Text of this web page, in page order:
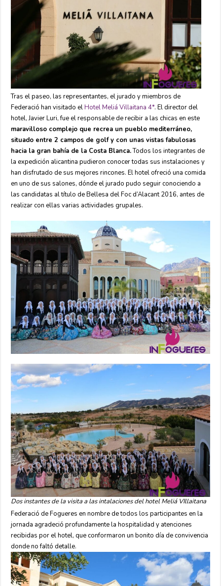
Tras el paseo, las representantes, el jurado y miembros de
Federació han visitado elHotel Meliá Villaitana 4*. El director del
hotel, Javier Luri, fue el responsable de recibir a las chicas en este
maravilloso complejo que recrea un pueblo mediterráneo,
situado entre 2 campos de golf y con unas vistas fabulosas
hacia la gran bahía de la Costa Blanca.Todos los integrantes de
la expedición alicantina pudieron conocer todas sus instalaciones y
han disfrutado de sus mejores rincones. El hotel ofreció una comida
en uno de sus salones, dónde el jurado pudo seguir conociendo a
las candidatas al título de Bellesa del Foc d’Alacant 2016, antes de
realizar con ellas varias actividades grupales.
Dos instantes de la visita a las intalaciones del hotel Meliá VIllaitana
Federació de Fogueres en nombre de todos los participantes en la
jornada agradeció profundamente la hospitalidad y atenciones
recibidas por el hotel, que conformaron un bonito día de convivencia
donde no faltó detalle.